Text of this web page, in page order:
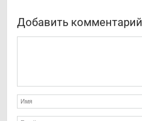
Добавить комментарий